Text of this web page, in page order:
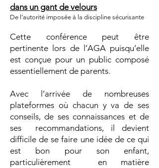
dans un gant de velours
De l’autorité imposée à la discipline sécurisante
Cette conférence peut être
pertinente lors de l’AGA puisqu’elle
est conçue pour un public composé
essentiellement de parents.
Avec l’arrivée de nombreuses
plateformes où chacun y va de ses
conseils, de ses connaissances et de
ses recommandations, il devient
difficile de se faire une idée de ce qui
est bon pour son enfant,
particulièrement en matière